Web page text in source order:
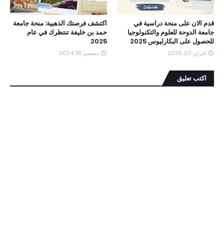
قدم الان على منحة دراسية في
جامعة الدوحة للعلوم والتكنولوجيا
للحصول على البكارليوس 2025
فبراير 02, 2025
اكتشف فرصتك الذهبية: منحة جامعة
حمد بن خليفة تنتظرك في عام
2025
ديسمبر 18, 2024
اكتب تعليق